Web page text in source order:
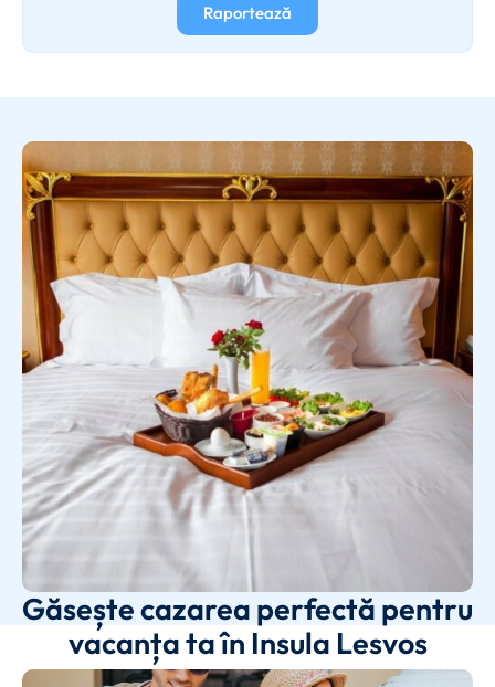
Raportează
Găsește cazarea perfectă pentru
vacanța ta în Insula Lesvos